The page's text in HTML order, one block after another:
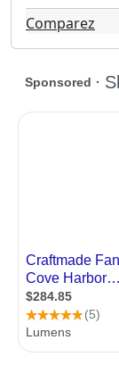
Comparez